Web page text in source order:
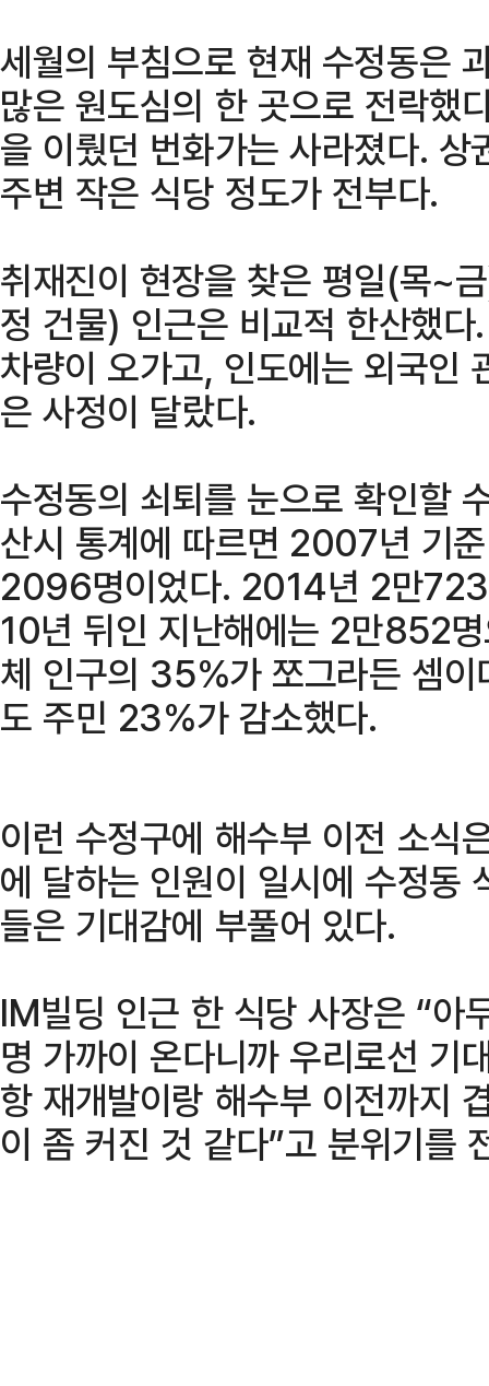
세월의 부침으로 현재 수정동은
많은 원도심의 한 곳으로 전락했
을 이뤘던 번화가는 사라졌다.
주변 작은 식당 정도가 전부다.
취재진이 현장을 찾은 평일(목~
정 건물) 인근은 비교적 한산했
차량이 오가고, 인도에는 외국인
은 사정이 달랐다.
수정동의 쇠퇴를 눈으로 확인할
산시 통계에 따르면 2007년 기
2096명이었다. 2014년 2만
10년 뒤인 지난해에는 2만852
체 인구의 35%가 쪼그라든 셈
도 주민 23%가 감소했다.
이런 수정구에 해수부 이전 소
에 달하는 인원이 일시에 수정동
들은 기대감에 부풀어 있다.
IM빌딩 인근 한 식당 사장은 “
명 가까이 온다니까 우리로선 기
항 재개발이랑 해수부 이전까지
이 좀 커진 것 같다”고 분위기를